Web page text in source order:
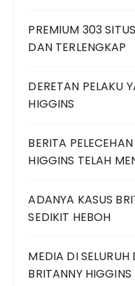
PREMIUM 303
DAN TERLENGKAP
DERETAN PELAKU
HIGGINS
BERITA
HIGGINS TELAH
ADANYA KASUS
SEDIKIT HEBOH
MEDIA DI
BRITANNY HIGGINS